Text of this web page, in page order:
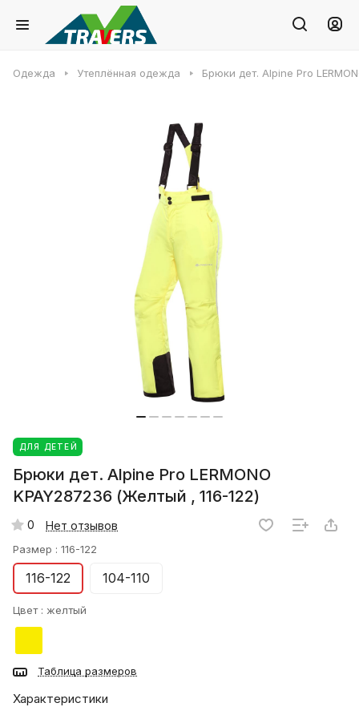
Одежда Утеплённая одежда Брюки дет. Alpine Pro
ДЛЯ ДЕТЕЙ
Брюки дет. Alpine Pro LERMONO
KPAY287236 (Желтый , 116-122)
0 Нет отзывов
Размер : 116-122
116-122 104-110
Цвет : желтый
Таблица размеров
Характеристики